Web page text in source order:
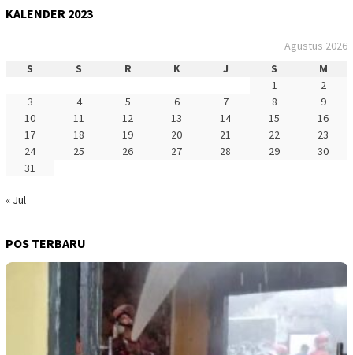
KALENDER 2023
Agustus 2026
S
S R K J S
M
1
2
3
4 5 6 7 8
9
10
11 12 13 14 15
16
17
18 19 20 21 22
23
24
25 26 27 28 29
30
31
« Jul
POS TERBARU